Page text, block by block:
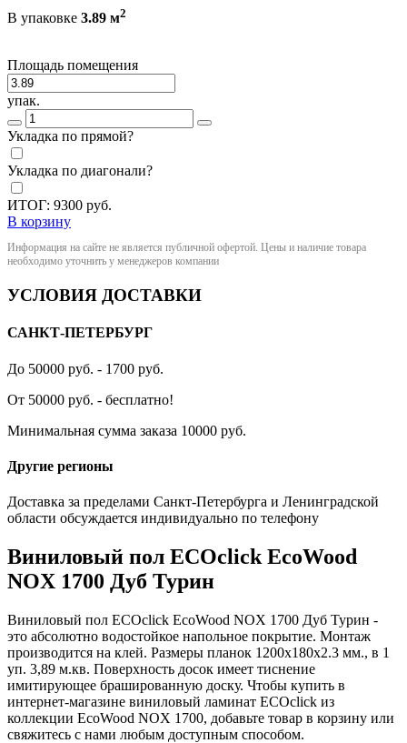
В упаковке 3.89 м2
Площадь помещения
упак.
Укладка по прямой?
Укладка по диагонали?
ИТОГ: 9300 руб.
В корзину
Информация на сайте не является публичной офертой. Цены и наличие товара
необходимо уточнить у менеджеров компании
УСЛОВИЯ ДОСТАВКИ
САНКТ-ПЕТЕРБУРГ
До 50000 руб. - 1700 руб.
От 50000 руб. - бесплатно!
Минимальная сумма заказа 10000 руб.
Другие регионы
Доставка за пределами Санкт-Петербурга и Ленинградской
области обсуждается индивидуально по телефону
Виниловый пол ECOclick EcoWood
NOX 1700 Дуб Турин
Виниловый пол ECOclick EcoWood NOX 1700 Дуб Турин -
это абсолютно водостойкое напольное покрытие. Монтаж
производится на клей. Размеры планок 1200x180x2.3 мм., в 1
уп. 3,89 м.кв. Поверхность досок имеет тиснение
имитирующее брашированную доску. Чтобы купить в
интернет-магазине виниловый ламинат ECOclick из
коллекции EcoWood NOX 1700, добавьте товар в корзину или
свяжитесь с нами любым доступным способом.